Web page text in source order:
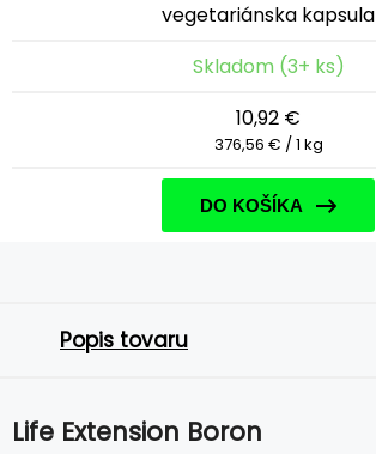
vegetariánska kapsula
Skladom (3+ ks)
10,92 €
376,56 € / 1 kg
DO KOŠÍKA
Popis tovaru
Life Extension Boron